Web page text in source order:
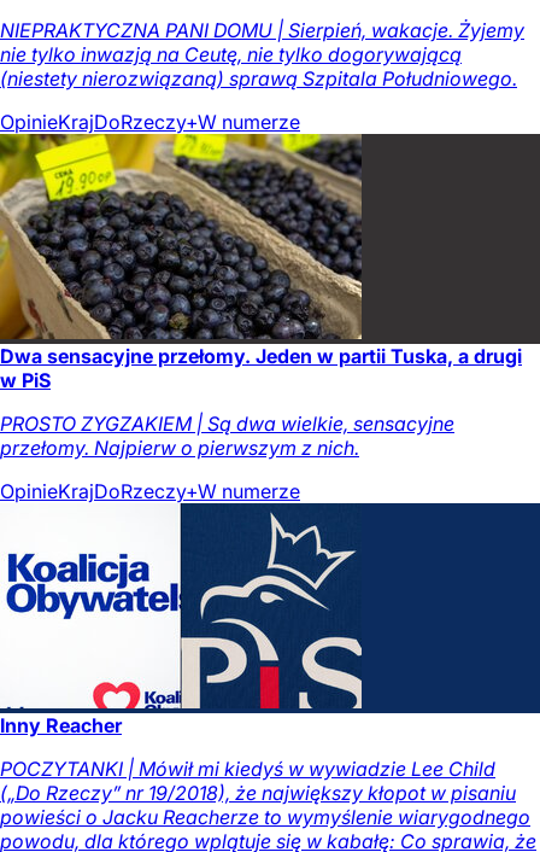
NIEPRAKTYCZNA PANI DOMU | Sierpień, wakacje. Żyjemy
nie tylko inwazją na Ceutę, nie tylko dogorywającą
(niestety nierozwiązaną) sprawą Szpitala Południowego.
OpinieKrajDoRzeczy+W numerze
Dwa sensacyjne przełomy. Jeden w partii Tuska, a drugi
w PiS
PROSTO ZYGZAKIEM | Są dwa wielkie, sensacyjne
przełomy. Najpierw o pierwszym z nich.
OpinieKrajDoRzeczy+W numerze
Inny Reacher
POCZYTANKI | Mówił mi kiedyś w wywiadzie Lee Child
(„Do Rzeczy” nr 19/2018), że największy kłopot w pisaniu
powieści o Jacku Reacherze to wymyślenie wiarygodnego
powodu, dla którego wplątuje się w kabałę: Co sprawia, że